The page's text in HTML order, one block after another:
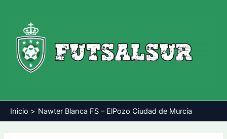
contenido
Inicio Nawter Blanca FS – ElPozo Ciudad de Murcia